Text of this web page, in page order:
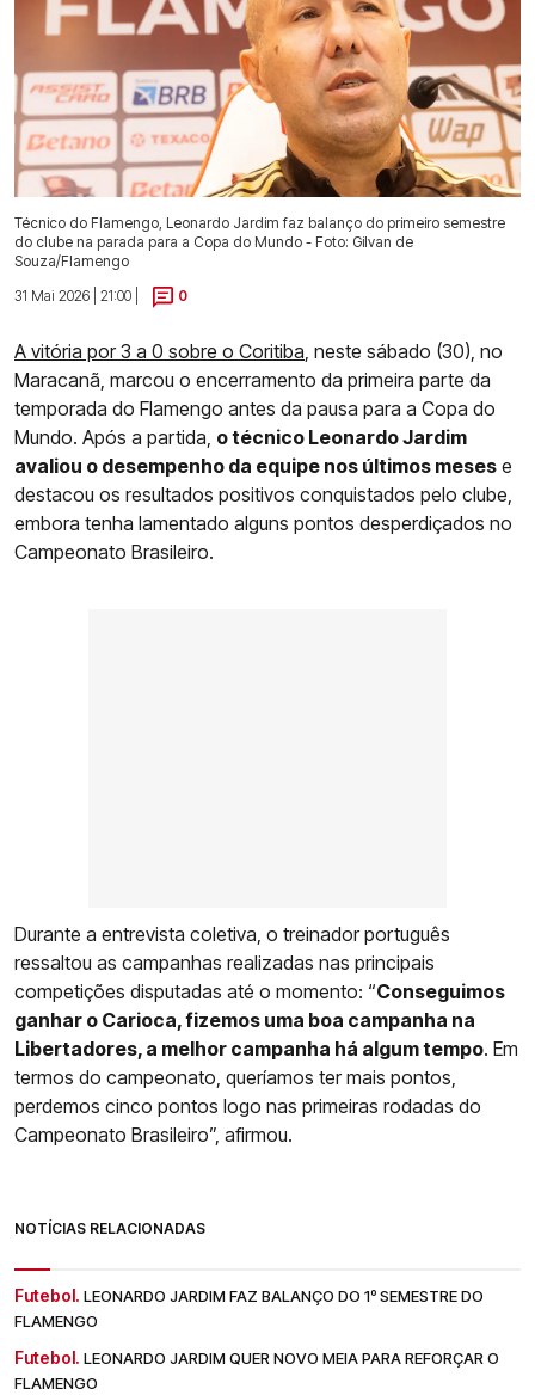
Técnico do Flamengo, Leonardo Jardim faz balanço do primeiro semestre
do clube na parada para a Copa do Mundo - Foto: Gilvan de
Souza/Flamengo
31 Mai 2026 | 21:00 |
0
A vitória por 3 a 0 sobre o Coritiba , neste sábado (30), no
Maracanã, marcou o encerramento da primeira parte da
temporada do Flamengo antes da pausa para a Copa do
Mundo. Após a partida, o técnico Leonardo Jardim
avaliou o desempenho da equipe nos últimos meses e
destacou os resultados positivos conquistados pelo clube,
embora tenha lamentado alguns pontos desperdiçados no
Campeonato Brasileiro.
Durante a entrevista coletiva, o treinador português
ressaltou as campanhas realizadas nas principais
competições disputadas até o momento: “Conseguimos
ganhar o Carioca, fizemos uma boa campanha na
Libertadores, a melhor campanha há algum tempo. Em
termos do campeonato, queríamos ter mais pontos,
perdemos cinco pontos logo nas primeiras rodadas do
Campeonato Brasileiro”, afirmou.
NOTÍCIAS RELACIONADAS
Futebol. LEONARDO JARDIM FAZ BALANÇO DO 1º SEMESTRE DO
FLAMENGO
Futebol. LEONARDO JARDIM QUER NOVO MEIA PARA REFORÇAR O
FLAMENGO